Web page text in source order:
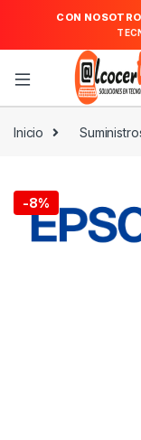
CON
Inicio
-8%